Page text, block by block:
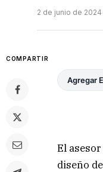
2 de junio de 2024
COMPARTIR
Agregar
El
diseño